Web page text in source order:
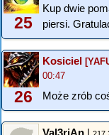
25
Kup dwie
piersi.
26
Kosiciel
00:47
Może zrób
Val3riAn |